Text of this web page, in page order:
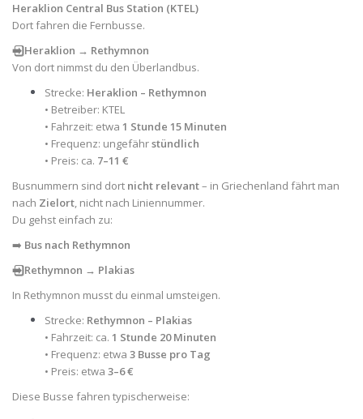
Heraklion Central Bus Station (KTEL)
Dort fahren die Fernbusse.
➡️⃣ Heraklion → Rethymnon
Von dort nimmst du den Überlandbus.
Strecke: Heraklion – Rethymnon
• Betreiber: KTEL
• Fahrzeit: etwa 1 Stunde 15 Minuten
• Frequenz: ungefährstündlich
• Preis: ca. 7–11 €
Busnummern sind dort nicht relevant– in Griechenland fährt man
nach Zielort, nicht nach Liniennummer.
Du gehst einfach zu:
➡️ Bus nach Rethymnon
➡️⃣ Rethymnon → Plakias
In Rethymnon musst du einmal umsteigen.
Strecke: Rethymnon – Plakias
• Fahrzeit: ca. 1 Stunde 20 Minuten
• Frequenz: etwa 3 Busse pro Tag
• Preis: etwa 3–6 €
Diese Busse fahren typischerweise: